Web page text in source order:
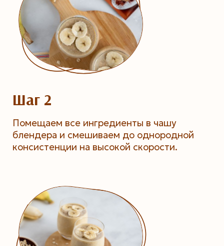
Шаг 2
Помещаем все ингредиенты в чашу
блендера и смешиваем до однородной
консистенции на высокой скорости.